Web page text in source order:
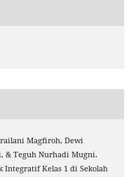
Magfiroh, Dewi
& Teguh Nurhadi Mugni.
Integratif Kelas 1 di Sekolah